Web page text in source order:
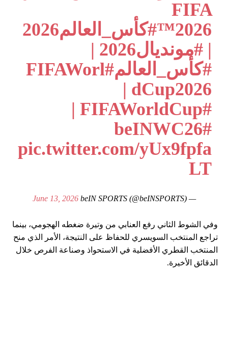
FIFA
2026™
#كأس_العالم2026
|#مونديال2026
|
#كأس_العالم #FIFAWorl
dCup2026
|
#FIFAWorldCup
|
#beINWC26
pic.twitter.com/yUx9fpfa
LT
— beIN SPORTS (@beINSPORTS)
June 13, 2026
وفي الشوط الثاني رفع العنابي من وتيرة ضغطه الهجومي، بينما
تراجع المنتخب السويسري للحفاظ على النتيجة، الأمر الذي منح
المنتخب القطري الأفضلية في الاستحواذ وصناعة الفرص خلال
الدقائق الأخيرة.